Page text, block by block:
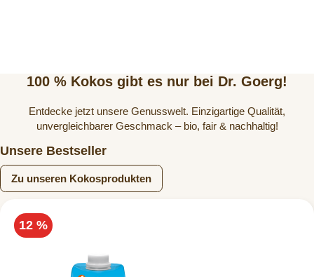
100 % Kokos gibt es nur bei Dr. Goerg!
Entdecke jetzt unsere Genusswelt. Einzigartige Qualität,
unvergleichbarer Geschmack – bio, fair & nachhaltig!
Unsere Bestseller
Zu unseren Kokosprodukten
12 %